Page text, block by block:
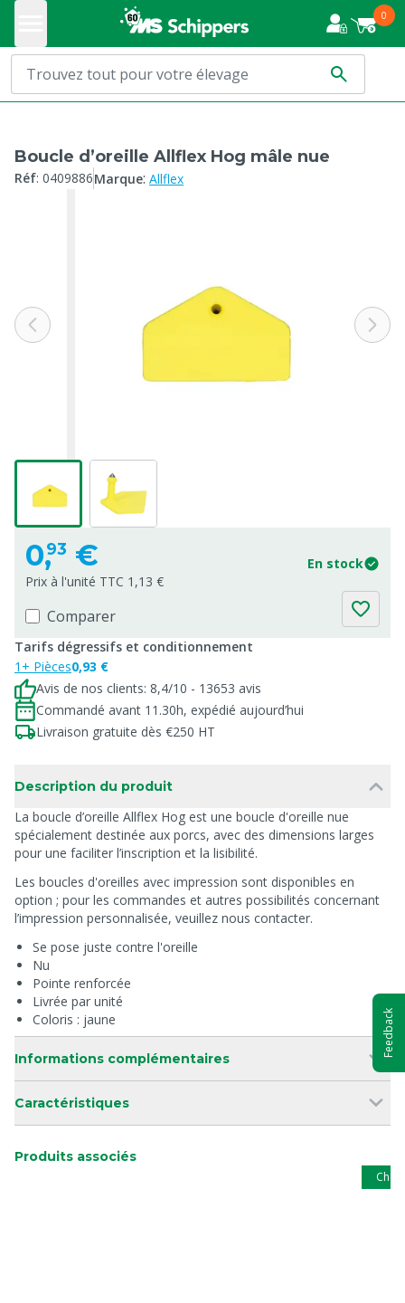
0
Boucle d’oreille Allflex Hog mâle nue
Réf: 0409886Marque: Allflex
0,93 €
En stock
Prix à l'unité TTC 1,13 €
Comparer
Tarifs dégressifs et conditionnement
1+ Pièces0,93 €
Avis de nos clients: 8,4/10 - 13653 avis
Commandé avant 11.30h, expédié aujourd’hui
Livraison gratuite dès €250 HT
Description du produit
La boucle d’oreille Allflex Hog est une boucle d'oreille nue
spécialement destinée aux porcs, avec des dimensions larges
pour une faciliter l’inscription et la lisibilité.
Les boucles d'oreilles avec impression sont disponibles en
option ; pour les commandes et autres possibilités concernant
l’impression personnalisée, veuillez nous contacter.
Se pose juste contre l'oreille
Nu
Pointe renforcée
Livrée par unité
Coloris : jaune
Informations complémentaires
Caractéristiques
Produits associés
Feedback